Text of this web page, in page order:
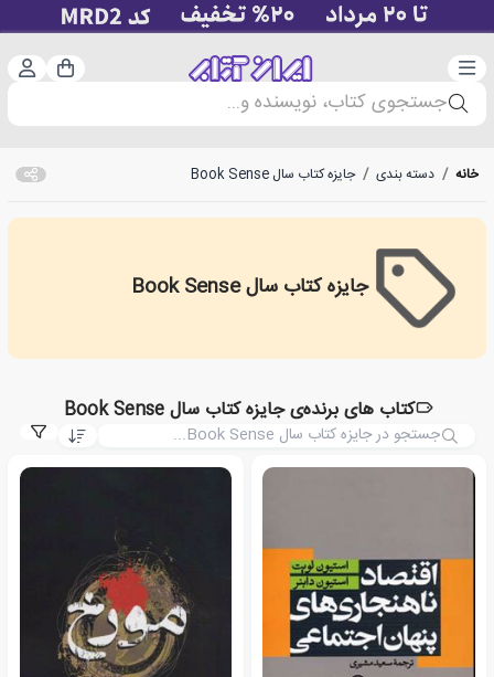
دسته‌بندی سبد
جستجوی کتاب، نویسنده و...
خانه / دسته بندی / جایزه کتاب سال Book Sense
جایزه کتاب سال Book Sense
Book Sense Book of the Year Award
کتاب های برنده‌ی جایزه کتاب سال Book Sense